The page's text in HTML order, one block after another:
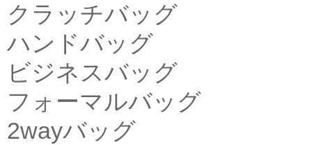
クラッチバッグ
ハンドバッグ
ビジネスバッグ
フォーマルバッグ
2wayバッグ